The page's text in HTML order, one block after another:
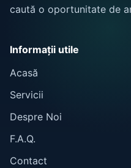
caută o oportunitate de
Informații utile
Acasă
Servicii
Despre Noi
F.A.Q.
Contact